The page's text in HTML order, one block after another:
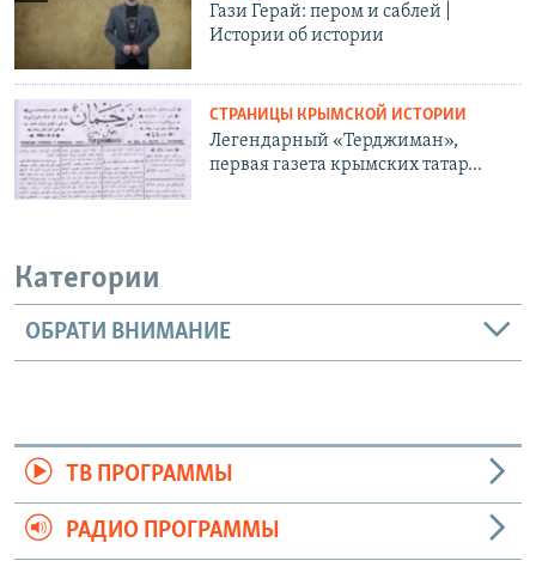
Гази Герай: пером и саблей |
Истории об истории
СТРАНИЦЫ КРЫМСКОЙ ИСТОРИИ
Легендарный «Терджиман»,
первая газета крымских татар...
Категории
ОБРАТИ ВНИМАНИЕ
ТВ ПРОГРАММЫ
РАДИО ПРОГРАММЫ